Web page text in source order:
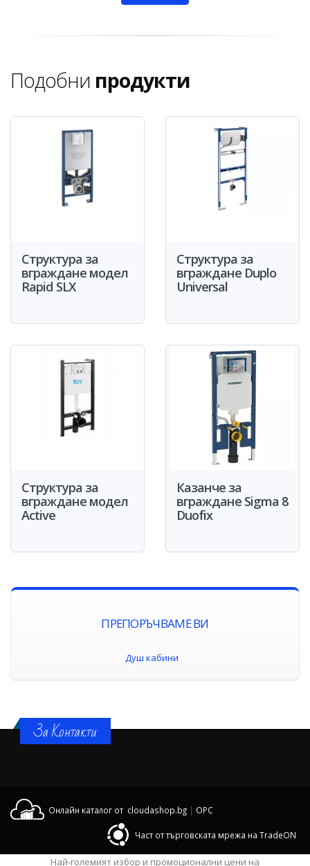
Подобни продукти
Структура за
вграждане модел
Rapid SLX
Структура за
вграждане Duplo
Universal
Структура за
вграждане модел
Active
Казанче за
вграждане Sigma 8
Duofiх
ПРЕПОРЪЧВАМЕ ВИ
Душ кабини
За Контакти
Онлайн каталог от cloudashop.bg | OPC
Част от търговската мрежа на TradeON
Най-големият избор и промоционални цени на